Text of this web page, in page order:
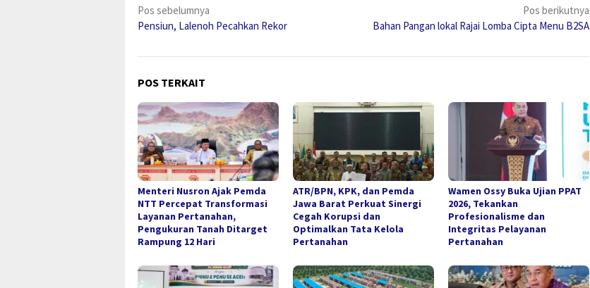
Navigasi
pos
Pos sebelumnya
Pensiun, Lalenoh Pecahkan Rekor
Pos berikutnya
Bahan Pangan lokal Rajai Lomba Cipta Menu B2SA
POS TERKAIT
Menteri Nusron Ajak Pemda
NTT Percepat Transformasi
Layanan Pertanahan,
Pengukuran Tanah Ditarget
Rampung 12 Hari
ATR/BPN, KPK, dan Pemda
Jawa Barat Perkuat Sinergi
Cegah Korupsi dan
Optimalkan Tata Kelola
Pertanahan
Wamen Ossy Buka Ujian PPAT
2026, Tekankan
Profesionalisme dan
Integritas Pelayanan
Pertanahan